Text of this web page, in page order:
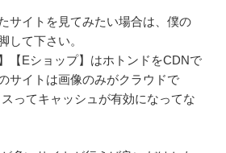
サイトを見てみたい場合は、僕の
して下さい。
【Eショップ】はホトンドをCDNで
サイトは画像のみがクラウドで
ってキャッシュが有効になってな